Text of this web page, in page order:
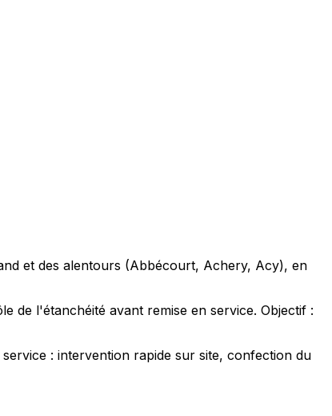
et des alentours (Abbécourt, Achery, Acy), en
de l'étanchéité avant remise en service. Objectif :
: intervention rapide sur site, confection du